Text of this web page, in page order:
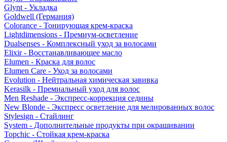
Glynt - Укладка
Goldwell (Германия)
Colorance - Тонирующая крем-краска
Lightdimensions - Премиум-осветление
Dualsenses - Комплексный уход за волосами
Elixir - Восстанавливающее масло
Elumen - Краска для волос
Elumen Care - Уход за волосами
Evolution - Нейтральная химическая завивка
Kerasilk - Премиальный уход для волос
Men Reshade - Экспресс-коррекция седины
New Blonde - Экспресс осветление для мелированных волос
Stylesign - Стайлинг
System - Дополнительные продукты при окрашивании
Topchic - Стойкая крем-краска